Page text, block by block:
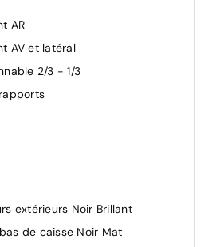
AR
AV et latéral
2/3 - 1/3
des sièges AV
électriques et dégivrants
rabattables électriquement
extérieurs Noir Brillant
de caisse Noir Mat